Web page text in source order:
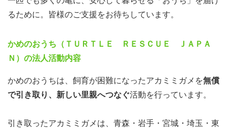
るために。皆様のご支援をお待ちしています。
かめのおうち（ＴＵＲＴＬＥ ＲＥＳＣＵＥ ＪＡＰＡ
Ｎ）の法人活動内容
かめのおうちは、飼育が困難になったアカミミガメを無償
で引き取り、新しい里親へつなぐ活動を行っています。
引き取ったアカミミガメは、青森・岩手・宮城・埼玉・東